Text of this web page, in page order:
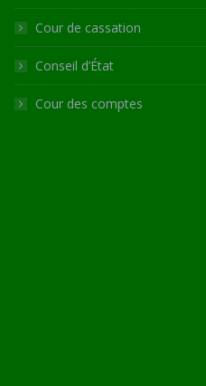
Cour de cassation
Conseil d’État
Cour des comptes